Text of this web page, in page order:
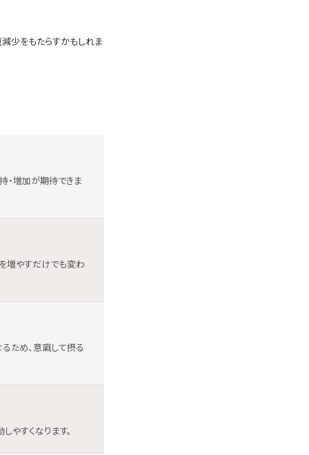
少をもたらすかもしれま
・増加が期待できま
増やすだけでも変わ
ため、意識して摂る
やすくなります。